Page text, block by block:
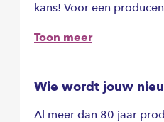
kans! Voor een
plek voor jou binnen de
precies waar je het
Toon meer
Wie wordt jouw
Al meer dan 80 jaar